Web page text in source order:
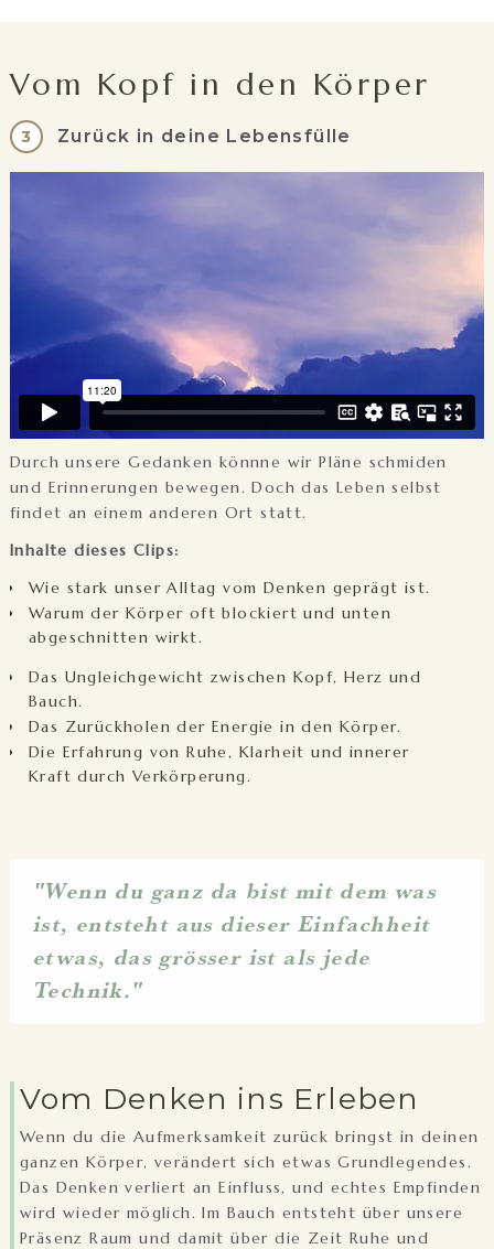
Vom Kopf in den Körper
3 Zurück in deine Lebensfülle
Durch unsere Gedanken könnne wir Pläne schmiden
und Erinnerungen bewegen. Doch das Leben selbst
findet an einem anderen Ort statt.
Inhalte dieses Clips:
Wie stark unser Alltag vom Denken geprägt ist.
Warum der Körper oft blockiert und unten
abgeschnitten wirkt.
Das Ungleichgewicht zwischen Kopf, Herz und
Bauch.
Das Zurückholen der Energie in den Körper.
Die Erfahrung von Ruhe, Klarheit und innerer
Kraft durch Verkörperung.
"Wenn du ganz da bist mit dem was
ist, entsteht aus dieser Einfachheit
etwas, das grösser ist als jede
Technik."
Vom Denken ins Erleben
Wenn du die Aufmerksamkeit zurück bringst in deinen
ganzen Körper, verändert sich etwas Grundlegendes.
Das Denken verliert an Einfluss, und echtes Empfinden
wird wieder möglich. Im Bauch entsteht über unsere
Präsenz Raum und damit über die Zeit Ruhe und